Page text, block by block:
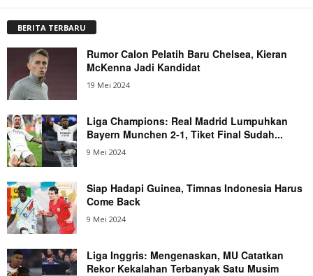
BERITA TERBARU
Rumor Calon Pelatih Baru Chelsea, Kieran
McKenna Jadi Kandidat
19 Mei 2024
Liga Champions: Real Madrid Lumpuhkan
Bayern Munchen 2-1, Tiket Final Sudah...
9 Mei 2024
Siap Hadapi Guinea, Timnas Indonesia Harus
Come Back
9 Mei 2024
Liga Inggris: Mengenaskan, MU Catatkan
Rekor Kekalahan Terbanyak Satu Musim